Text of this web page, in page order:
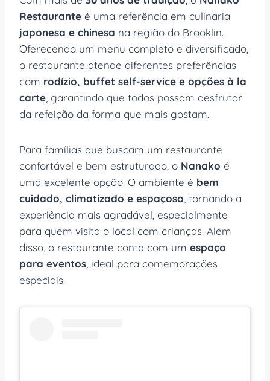
Restaurante é uma referência em culinária
japonesa e chinesa na região do Brooklin.
Oferecendo um menu completo e diversificado,
o restaurante atende diferentes preferências
com rodízio, buffet self-service e opções à la
carte , garantindo que todos possam desfrutar
da refeição da forma que mais gostam.
Para famílias que buscam um restaurante
confortável e bem estruturado, o Nanako é
uma excelente opção. O ambiente é bem
cuidado, climatizado e espaçoso , tornando a
experiência mais agradável, especialmente
para quem visita o local com crianças. Além
disso, o restaurante conta com um espaço
para eventos , ideal para comemorações
especiais.